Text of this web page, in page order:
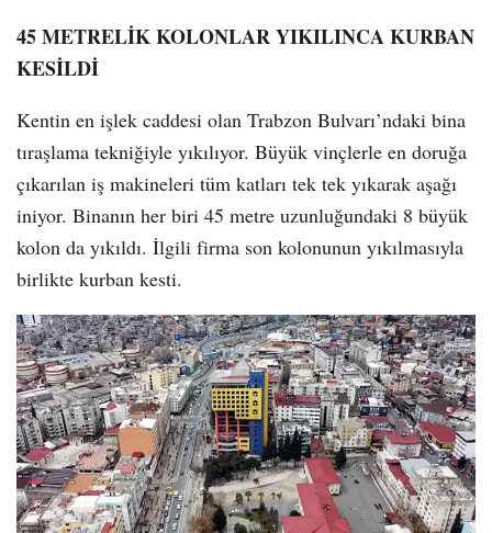
45 METRELİK KOLONLAR YIKILINCA KURBAN
KESİLDİ
Kentin en işlek caddesi olan Trabzon Bulvarı’ndaki bina
tıraşlama tekniğiyle yıkılıyor. Büyük vinçlerle en doruğa
çıkarılan iş makineleri tüm katları tek tek yıkarak aşağı
iniyor. Binanın her biri 45 metre uzunluğundaki 8 büyük
kolon da yıkıldı. İlgili firma son kolonunun yıkılmasıyla
birlikte kurban kesti.